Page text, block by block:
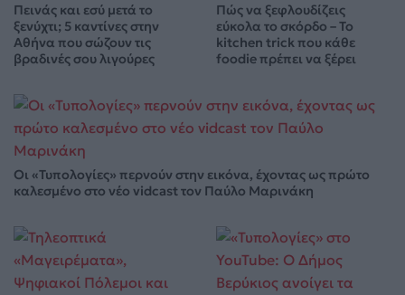
Πεινάς και εσύ μετά το
ξενύχτι; 5 καντίνες στην
Αθήνα που σώζουν τις
βραδινές σου λιγούρες
Πώς να ξεφλουδίζεις
εύκολα το σκόρδο – Το
kitchen trick που κάθε
foodie πρέπει να ξέρει
Οι «Τυπολογίες» περνούν στην εικόνα, έχοντας ως πρώτο
καλεσμένο στο νέο vidcast τον Παύλο Μαρινάκη